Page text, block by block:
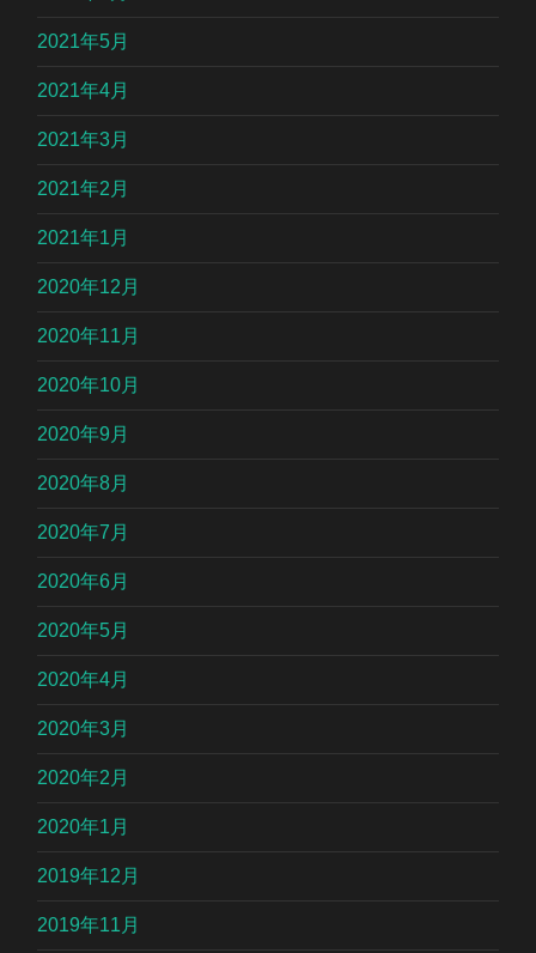
2021年5月
2021年4月
2021年3月
2021年2月
2021年1月
2020年12月
2020年11月
2020年10月
2020年9月
2020年8月
2020年7月
2020年6月
2020年5月
2020年4月
2020年3月
2020年2月
2020年1月
2019年12月
2019年11月